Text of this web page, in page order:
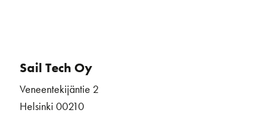
Sail Tech Oy
Veneentekijäntie 2
Helsinki 00210